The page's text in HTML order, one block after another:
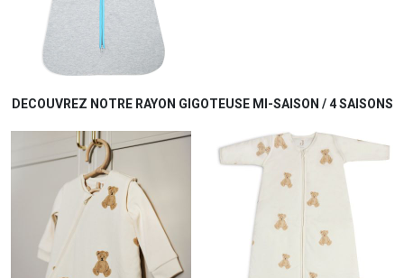
DECOUVREZ NOTRE RAYON GIGOTEUSE MI-SAISON / 4 SAISONS